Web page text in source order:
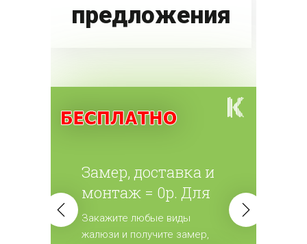
предложения
Замер, доставка и
монтаж = 0р. Для
всех жалюзи.
Закажите любые виды
жалюзи и получите замер,